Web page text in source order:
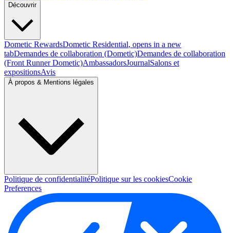
Découvrir
Dometic RewardsDometic Residential, opens in a new
tabDemandes de collaboration (Dometic)Demandes de collaboration
(Front Runner Dometic)AmbassadorsJournalSalons et
expositionsAvis
À propos & Mentions légales
Politique de confidentialitéPolitique sur les cookiesCookie
Preferences